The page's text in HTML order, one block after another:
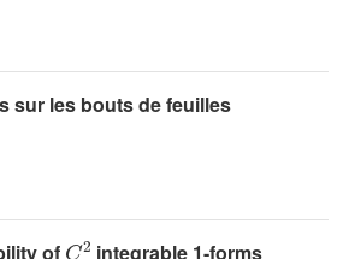
sur les bouts de feuilles
of
2
integrable 1-forms